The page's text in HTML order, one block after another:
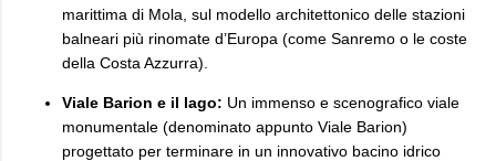
marittima di Mola, sul modello architettonico delle stazioni
balneari più rinomate d’Europa (come Sanremo o le coste
della Costa Azzurra).
Viale Barion e il lago: Un immenso e scenografico viale
monumentale (denominato appunto Viale Barion)
progettato per terminare in un innovativo bacino idrico